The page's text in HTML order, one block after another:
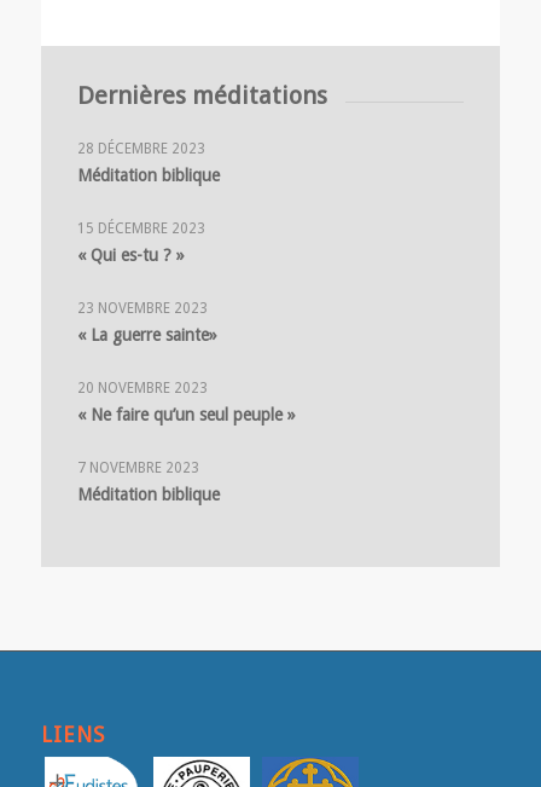
Dernières méditations
28 DÉCEMBRE 2023
Méditation biblique
15 DÉCEMBRE 2023
« Qui es-tu ? »
23 NOVEMBRE 2023
« La guerre sainte»
20 NOVEMBRE 2023
« Ne faire qu’un seul peuple »
7 NOVEMBRE 2023
Méditation biblique
LIENS